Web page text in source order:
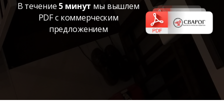
В течение 5 минут мы вышлем
PDF с коммерческим
предложением